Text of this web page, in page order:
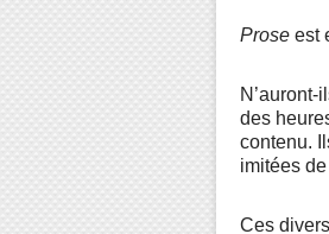
Prose est
des
contenu.
imitées
Ces